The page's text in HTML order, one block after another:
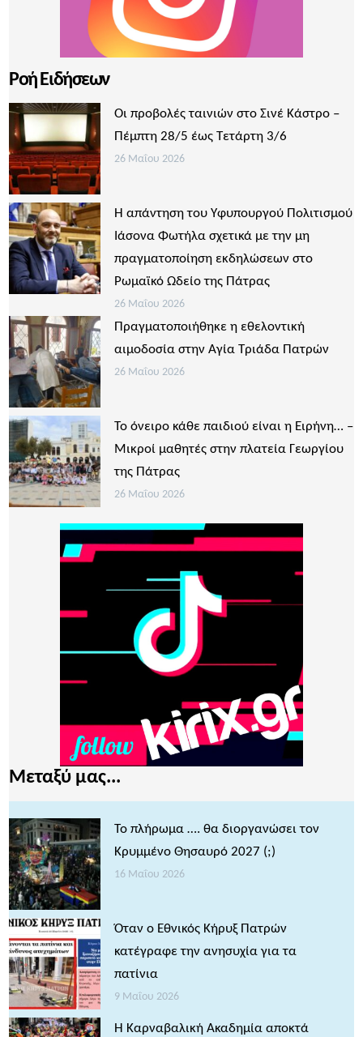
Ροή Ειδήσεων
Οι προβολές ταινιών στο Σινέ Κάστρο –
Πέμπτη 28/5 έως Τετάρτη 3/6
26 Μαΐου 2026
Η απάντηση του Υφυπουργού Πολιτισμού
Ιάσονα Φωτήλα σχετικά με την μη
πραγματοποίηση εκδηλώσεων στο
Ρωμαϊκό Ωδείο της Πάτρας
26 Μαΐου 2026
Πραγματοποιήθηκε η εθελοντική
αιμοδοσία στην Αγία Τριάδα Πατρών
26 Μαΐου 2026
Το όνειρο κάθε παιδιού είναι η Ειρήνη… –
Μικροί μαθητές στην πλατεία Γεωργίου
της Πάτρας
26 Μαΐου 2026
Μεταξύ μας...
Το πλήρωμα …. θα διοργανώσει τον
Κρυμμένο Θησαυρό 2027 (;)
16 Μαΐου 2026
Όταν ο Εθνικός Κήρυξ Πατρών
κατέγραφε την ανησυχία για τα
πατίνια
9 Μαΐου 2026
Η Καρναβαλική Ακαδημία αποκτά